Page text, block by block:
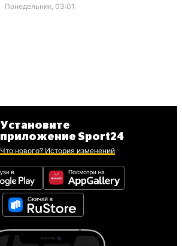
Понедельник, 03:01
Установите
приложение Sport24
Что нового? История изменений